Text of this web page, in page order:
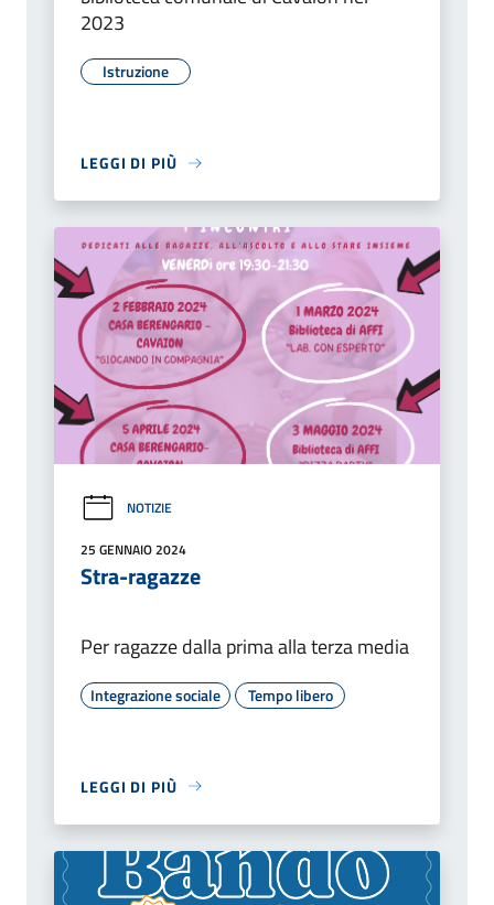
2023
Istruzione
LEGGI DI PIÙ
NOTIZIE
25 GENNAIO 2024
Stra-ragazze
Per ragazze dalla prima alla terza media
Integrazione sociale Tempo libero
LEGGI DI PIÙ